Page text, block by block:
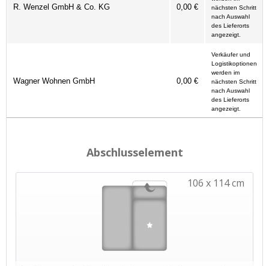
R. Wenzel GmbH & Co. KG 0,00 €
nächsten Schritt
nach Auswahl
des Lieferorts
angezeigt.
Wagner Wohnen GmbH 0,00 €
Verkäufer und
Logistikoptionen
werden im
nächsten Schritt
nach Auswahl
des Lieferorts
angezeigt.